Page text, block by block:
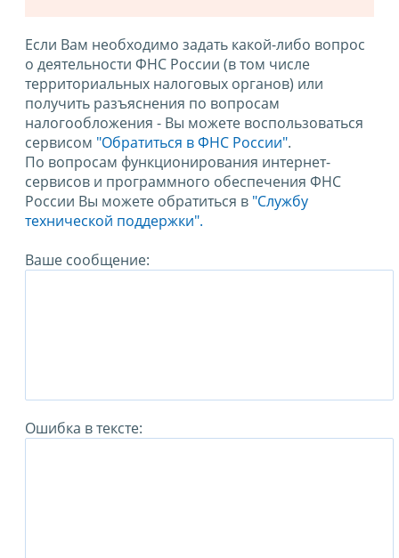
Если Вам необходимо задать какой-либо вопрос
о деятельности ФНС России (в том числе
территориальных налоговых органов) или
получить разъяснения по вопросам
налогообложения - Вы можете воспользоваться
сервисом "Обратиться в ФНС России".
По вопросам функционирования интернет-
сервисов и программного обеспечения ФНС
России Вы можете обратиться в "Службу
технической поддержки".
Ваше сообщение:
Ошибка в тексте: